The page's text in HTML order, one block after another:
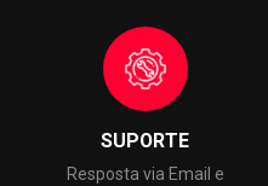
SUPORTE
Resposta via Email e